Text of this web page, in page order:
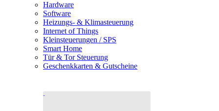
Hardware
Software
Heizungs- & Klimasteuerung
Internet of Things
Kleinsteuerungen / SPS
Smart Home
Tür & Tor Steuerung
Geschenkkarten & Gutscheine